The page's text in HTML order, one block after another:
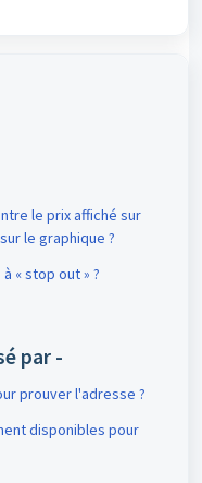
le prix affiché sur
le graphique ?
« stop out » ?
par -
prouver l'adresse ?
disponibles pour